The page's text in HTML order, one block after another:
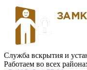
Служба вскрытия и
Работаем во всех